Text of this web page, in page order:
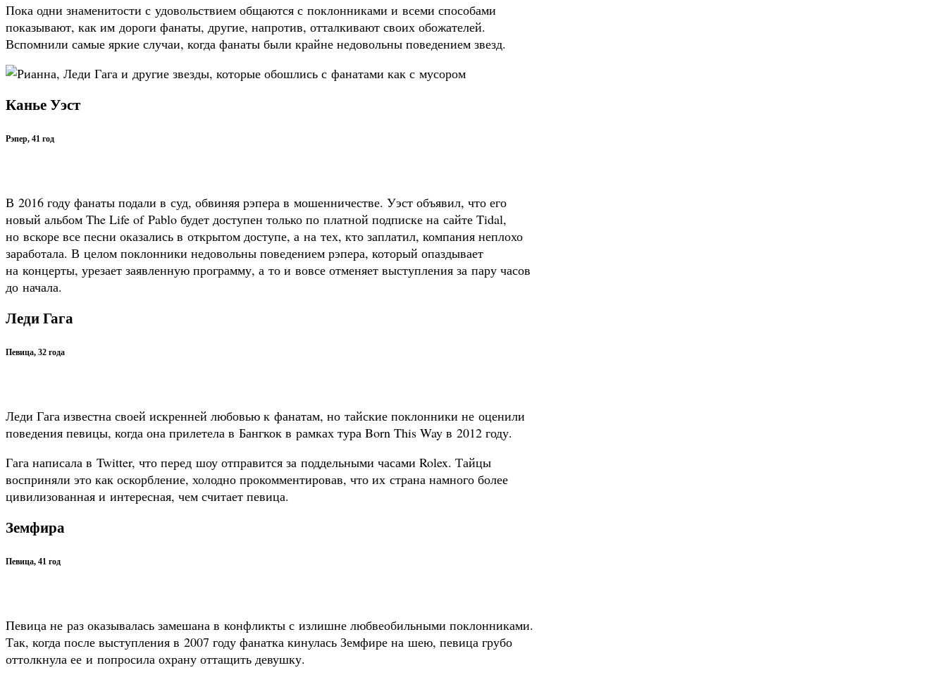
Пока одни знаменитости с удовольствием общаются с поклонниками и всеми способами
показывают, как им дороги фанаты, другие, напротив, отталкивают своих обожателей.
Вспомнили самые яркие случаи, когда фанаты были крайне недовольны поведением звезд.
Канье Уэст
Рэпер, 41 год
В 2016 году фанаты подали в суд, обвиняя рэпера в мошенничестве. Уэст объявил, что его
новый альбом The Life of Pablo будет доступен только по платной подписке на сайте Tidal,
но вскоре все песни оказались в открытом доступе, а на тех, кто заплатил, компания неплохо
заработала. В целом поклонники недовольны поведением рэпера, который опаздывает
на концерты, урезает заявленную программу, а то и вовсе отменяет выступления за пару часов
до начала.
Леди Гага
Певица, 32 года
Леди Гага известна своей искренней любовью к фанатам, но тайские поклонники не оценили
поведения певицы, когда она прилетела в Бангкок в рамках тура Born This Way в 2012 году.
Гага написала в Twitter, что перед шоу отправится за поддельными часами Rolex. Тайцы
восприняли это как оскорбление, холодно прокомментировав, что их страна намного более
цивилизованная и интересная, чем считает певица.
Земфира
Певица, 41 год
Певица не раз оказывалась замешана в конфликты с излишне любвеобильными поклонниками.
Так, когда после выступления в 2007 году фанатка кинулась Земфире на шею, певица грубо
оттолкнула ее и попросила охрану оттащить девушку.